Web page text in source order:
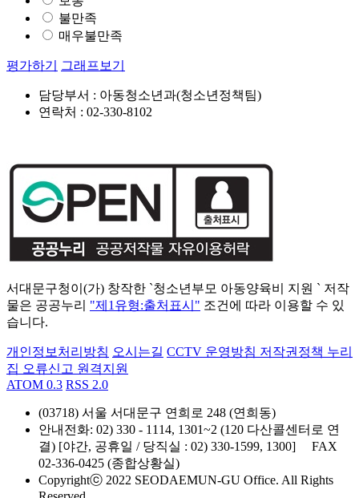
불만족
매우불만족
평가하기 그래프보기
담당부서 : 아동청소년과(청소년정책팀)
연락처 : 02-330-8102
서대문구청이(가) 창작한 `청소년부모 아동양육비 지원 ` 저작
물은 공공누리 "제1유형:출처표시" 조건에 따라 이용할 수 있
습니다.
개인정보처리방침 오시는길 CCTV 운영방침 저작권정책 누리
집 오류신고 원격지원
ATOM 0.3 RSS 2.0
(03718) 서울 서대문구 연희로 248 (연희동)
안내전화: 02) 330 - 1114, 1301~2 (120 다산콜센터로 연
결) [야간, 공휴일 / 당직실 : 02) 330-1599, 1300] FAX
02-336-0425 (종합상황실)
Copyrightⓒ 2022 SEODAEMUN-GU Office. All Rights